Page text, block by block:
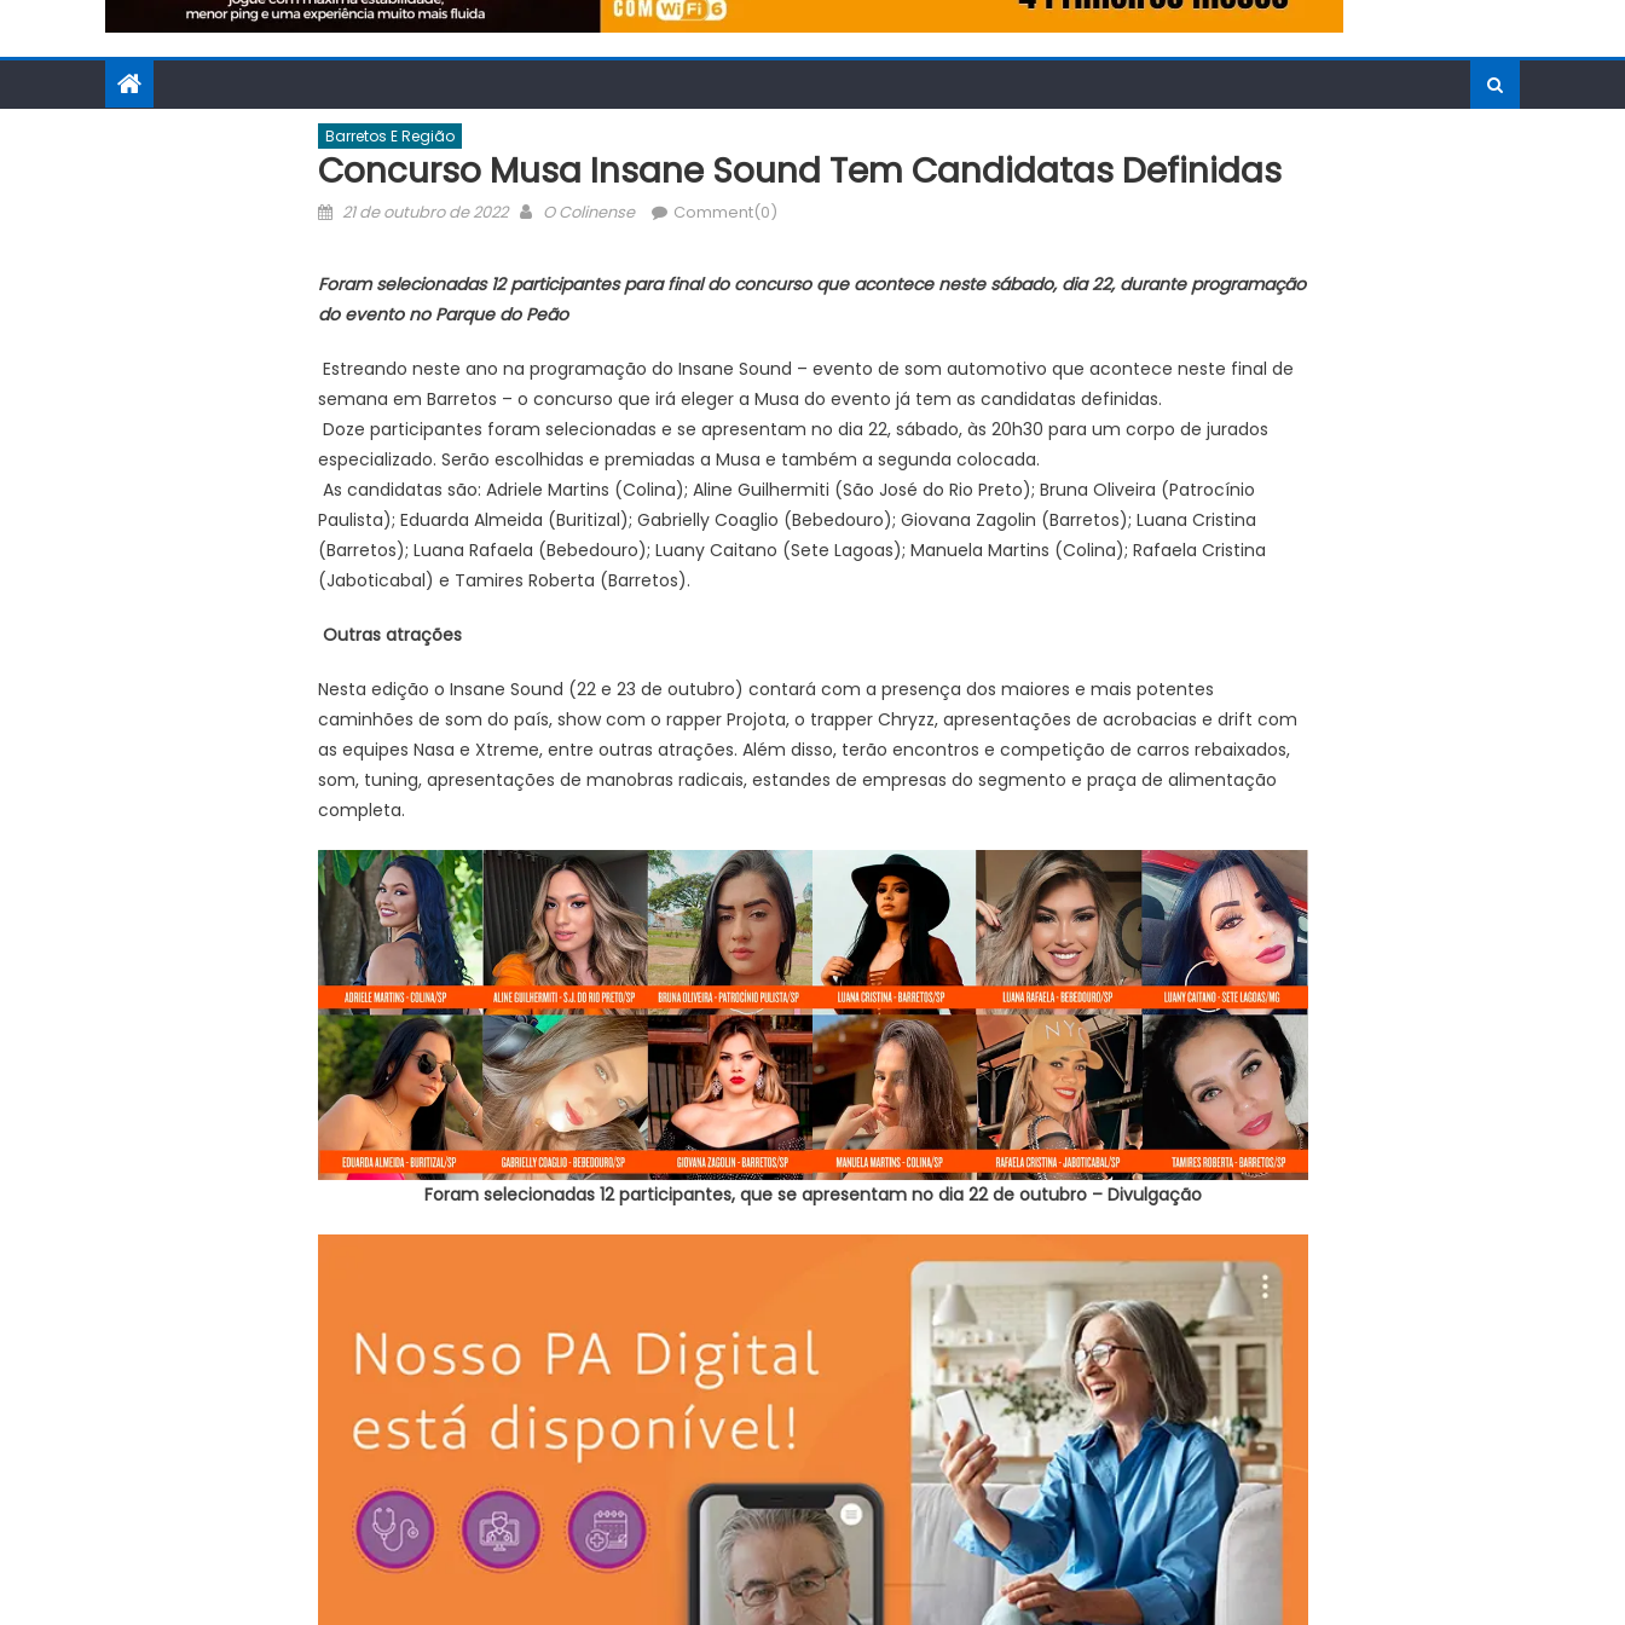
Barretos E Região
Concurso Musa Insane Sound Tem Candidatas Definidas
Posted
21 de outubro de 2022 Author
O Colinense Comment(0)
Foram selecionadas 12 participantes para final do concurso que acontece neste sábado, dia 22, durante programação
do evento no Parque do Peão
Estreando neste ano na programação do Insane Sound – evento de som automotivo que acontece neste final de
semana em Barretos – o concurso que irá eleger a Musa do evento já tem as candidatas definidas.
Doze participantes foram selecionadas e se apresentam no dia 22, sábado, às 20h30 para um corpo de jurados
especializado. Serão escolhidas e premiadas a Musa e também a segunda colocada.
As candidatas são: Adriele Martins (Colina); Aline Guilhermiti (São José do Rio Preto); Bruna Oliveira (Patrocínio
Paulista); Eduarda Almeida (Buritizal); Gabrielly Coaglio (Bebedouro); Giovana Zagolin (Barretos); Luana Cristina
(Barretos); Luana Rafaela (Bebedouro); Luany Caitano (Sete Lagoas); Manuela Martins (Colina); Rafaela Cristina
(Jaboticabal) e Tamires Roberta (Barretos).
Outras atrações
Nesta edição o Insane Sound (22 e 23 de outubro) contará com a presença dos maiores e mais potentes
caminhões de som do país, show com o rapper Projota, o trapper Chryzz, apresentações de acrobacias e drift com
as equipes Nasa e Xtreme, entre outras atrações. Além disso, terão encontros e competição de carros rebaixados,
som, tuning, apresentações de manobras radicais, estandes de empresas do segmento e praça de alimentação
completa.
Foram selecionadas 12 participantes, que se apresentam no dia 22 de outubro – Divulgação